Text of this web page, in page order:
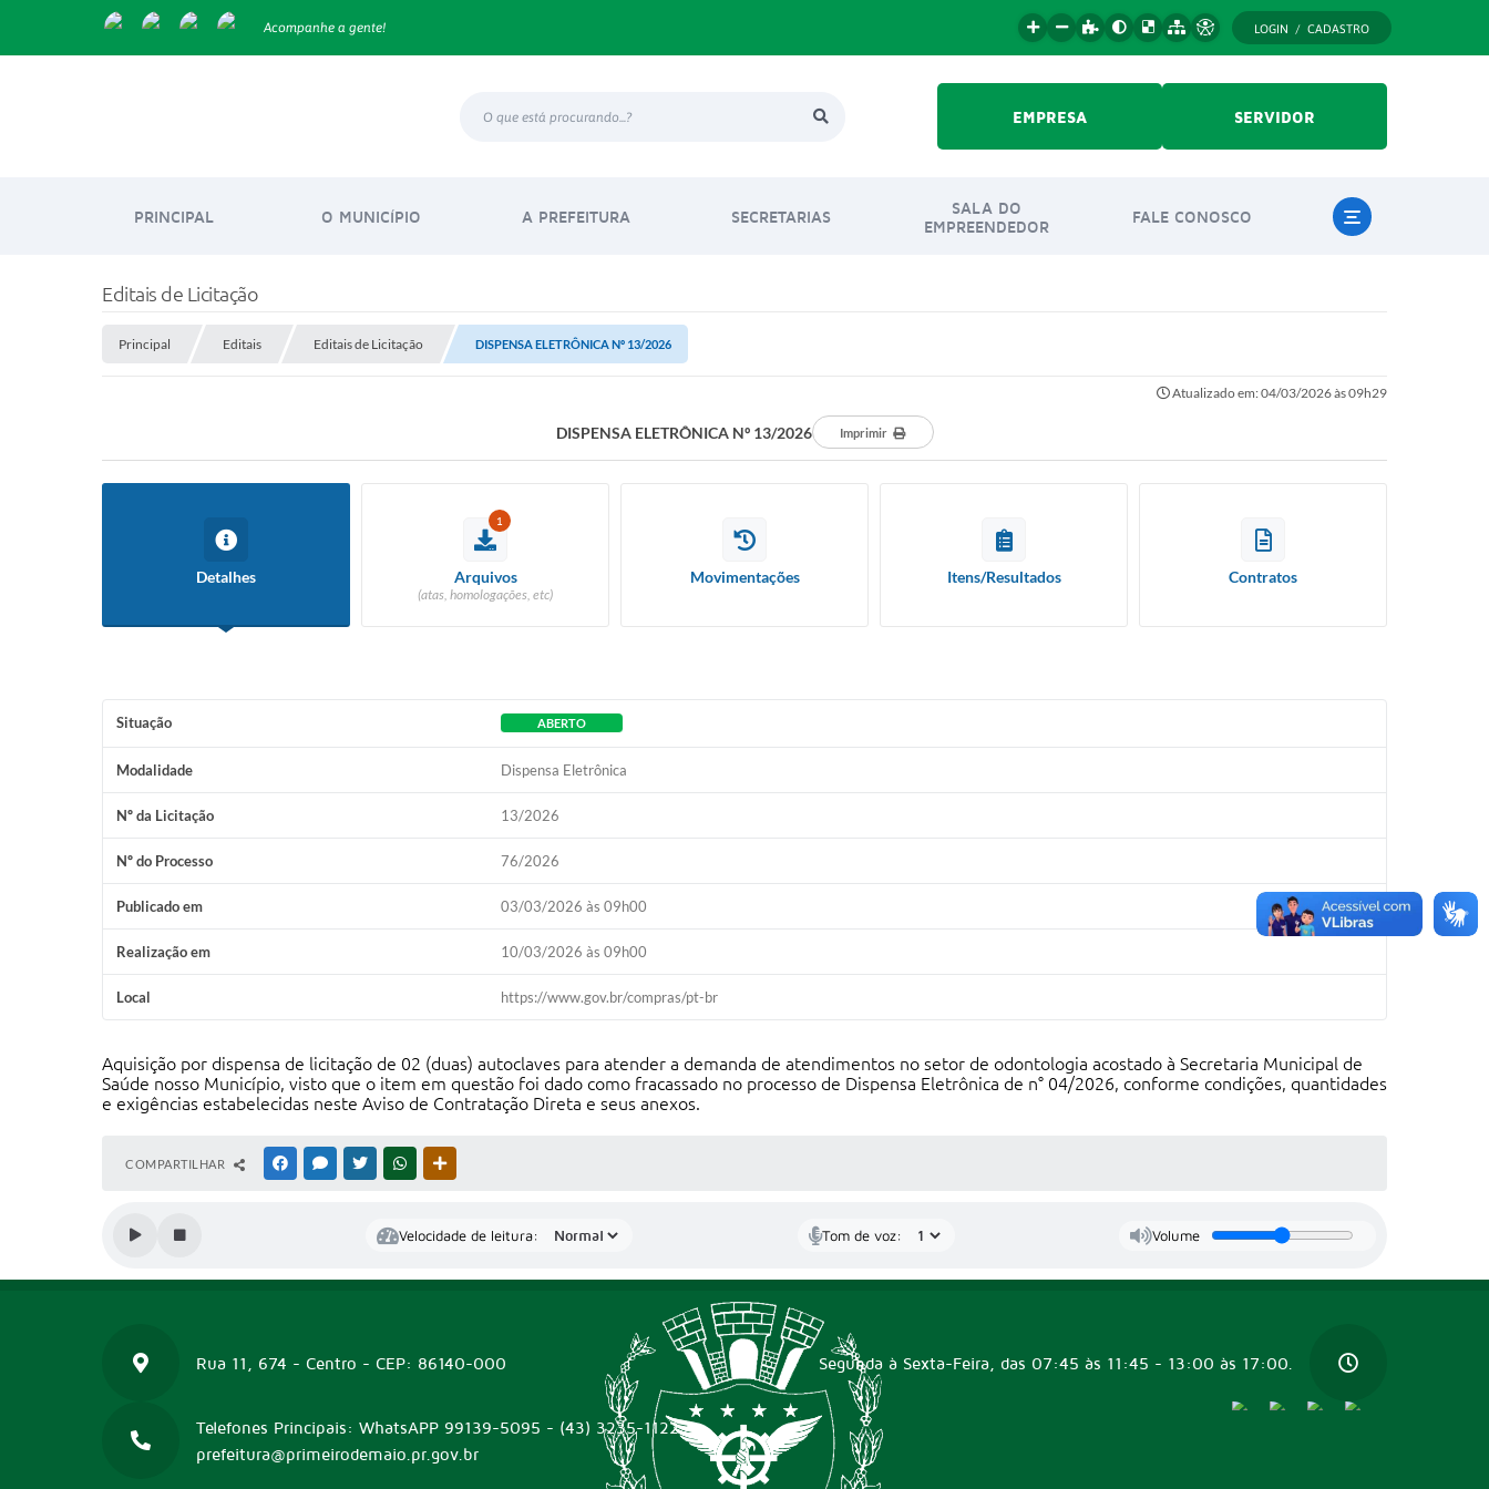
LOGIN / CADASTRO
Acompanhe a gente!
EMPRESA SERVIDOR
PRINCIPAL O MUNICÍPIO A PREFEITURA SECRETARIAS
SALA DO
EMPREENDEDOR
FALE CONOSCO
Editais de Licitação
Principal Editais Editais de Licitação DISPENSA ELETRÔNICA Nº 13/2026
Atualizado em: 04/03/2026 às 09h29
DISPENSA ELETRÔNICA Nº 13/2026 Imprimir
Detalhes
1
Arquivos
(atas, homologações, etc)
Movimentações Itens/Resultados Contratos
Situação ABERTO
Modalidade Dispensa Eletrônica
Nº da Licitação 13/2026
Nº do Processo 76/2026
Publicado em 03/03/2026 às 09h00
Realização em 10/03/2026 às 09h00
Local https://www.gov.br/compras/pt-br
Aquisição por dispensa de licitação de 02 (duas) autoclaves para atender a demanda de atendimentos no setor de odontologia acostado à Secretaria Municipal de
Saúde nosso Município, visto que o item em questão foi dado como fracassado no processo de Dispensa Eletrônica de n° 04/2026, conforme condições, quantidades
e exigências estabelecidas neste Aviso de Contratação Direta e seus anexos.
COMPARTILHAR FACEBOOKMESSENGER
TWITTERWHATSAPP
Velocidade de leitura: Tom de voz: Volume
Rua 11, 674 - Centro - CEP: 86140-000 Segunda à Sexta-Feira, das 07:45 às 11:45 - 13:00 às 17:00.
Telefones Principais: WhatsAPP 99139-5095 - (43) 3235-1122
prefeitura@primeirodemaio.pr.gov.br